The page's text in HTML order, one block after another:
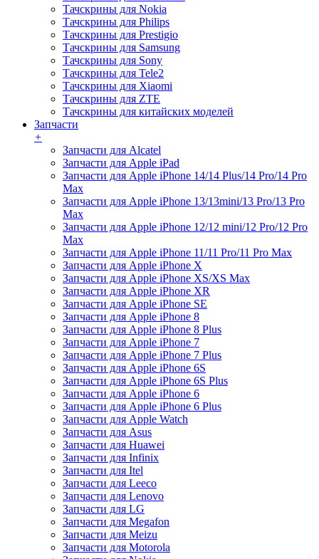
Тачскрины для Nokia
Тачскрины для Philips
Тачскрины для Prestigio
Тачскрины для Samsung
Тачскрины для Sony
Тачскрины для Tele2
Тачскрины для Xiaomi
Тачскрины для ZTE
Тачскрины для китайских моделей
Запчасти
+
Запчасти для Alcatel
Запчасти для Apple iPad
Запчасти для Apple iPhone 14/14 Plus/14 Pro/14 Pro
Max
Запчасти для Apple iPhone 13/13mini/13 Pro/13 Pro
Max
Запчасти для Apple iPhone 12/12 mini/12 Pro/12 Pro
Max
Запчасти для Apple iPhone 11/11 Pro/11 Pro Max
Запчасти для Apple iPhone X
Запчасти для Apple iPhone XS/XS Max
Запчасти для Apple iPhone XR
Запчасти для Apple iPhone SE
Запчасти для Apple iPhone 8
Запчасти для Apple iPhone 8 Plus
Запчасти для Apple iPhone 7
Запчасти для Apple iPhone 7 Plus
Запчасти для Apple iPhone 6S
Запчасти для Apple iPhone 6S Plus
Запчасти для Apple iPhone 6
Запчасти для Apple iPhone 6 Plus
Запчасти для Apple Watch
Запчасти для Asus
Запчасти для Huawei
Запчасти для Infinix
Запчасти для Itel
Запчасти для Leeco
Запчасти для Lenovo
Запчасти для LG
Запчасти для Megafon
Запчасти для Meizu
Запчасти для Motorola